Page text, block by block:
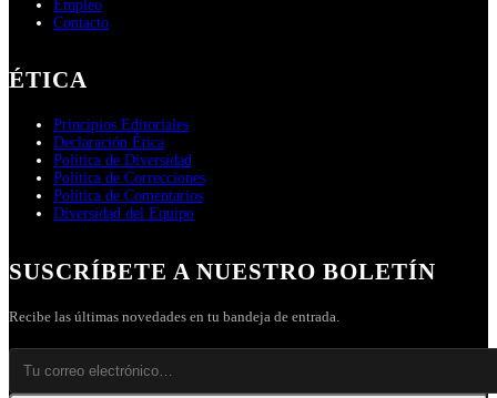
Empleo
Contacto
ÉTICA
Principios Editoriales
Declaración Ética
Política de Diversidad
Política de Correcciones
Política de Comentarios
Diversidad del Equipo
SUSCRÍBETE A NUESTRO BOLETÍN
Recibe las últimas novedades en tu bandeja de entrada.